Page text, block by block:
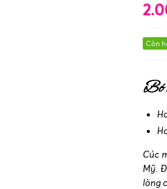
Còn
Bó
Cúc
Mỹ.
lòng